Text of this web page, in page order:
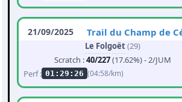
21/09/2025 Trail du Champ de
Le Folgoët(29)
Scratch :40/227(17.62%) - 2/JUM
Perf : 01:29:26 (04:58/km)